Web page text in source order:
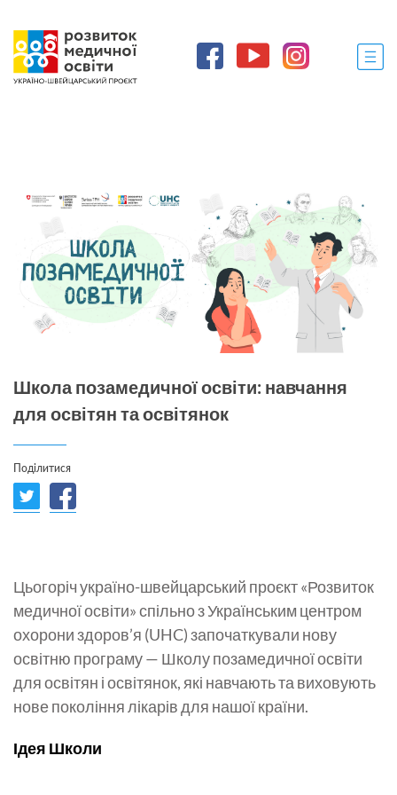
Школа позамедичної освіти: навчання
для освітян та освітянок
Поділитися
Цьогоріч україно-швейцарський проєкт «Розвиток
медичної освіти» спільно з Українським центром
охорони здоров’я (UHC) започаткували нову
освітню програму — Школу позамедичної освіти
для освітян і освітянок, які навчають та виховують
нове покоління лікарів для нашої країни.
Ідея Школи